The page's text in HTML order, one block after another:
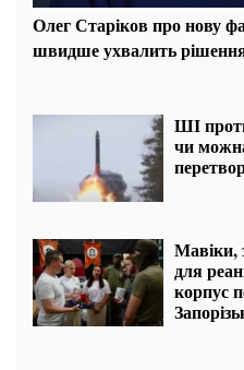
Олег Старіков про нову
швидше ухвалить рішення
ШІ
чи
Мавіки,
для
корпус